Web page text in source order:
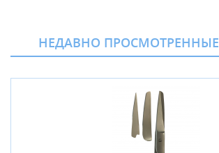
НЕДАВНО ПРОСМОТРЕННЫЕ